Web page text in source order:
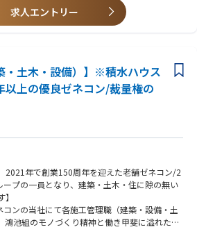
求人エントリー
・土木・設備）】※積水ハウス
以上の優良ゼネコン/裁量権の
2021年で創業150周年を迎えた老舗ゼネコン/2
プの一員となり、建築・土木・住に隙の無い
ンの当社にて各施工管理職（建築・設備・土
鴻池組のモノづくり精神と働き甲斐に溢れた環
きます。